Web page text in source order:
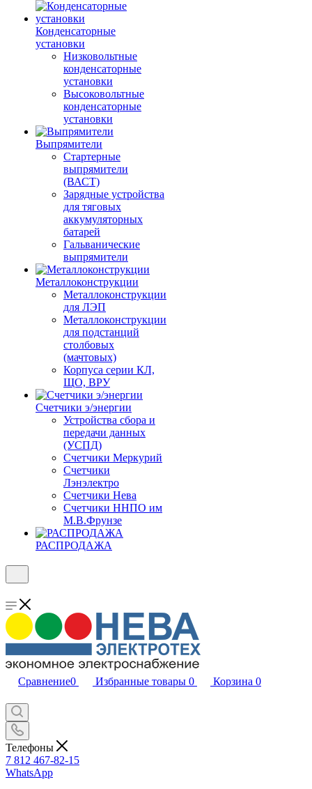
Конденсаторные
установки
Низковольтные
конденсаторные
установки
Высоковольтные
конденсаторные
установки
Выпрямители
Стартерные
выпрямители
(ВАСТ)
Зарядные устройства
для тяговых
аккумуляторных
батарей
Гальванические
выпрямители
Металлоконструкции
Металлоконструкции
для ЛЭП
Металлоконструкции
для подстанций
столбовых
(мачтовых)
Корпуса серии КЛ,
ЩО, ВРУ
Счетчики э/энергии
Устройства сбора и
передачи данных
(УСПД)
Счетчики Меркурий
Счетчики
Лэнэлектро
Счетчики Нева
Счетчики ННПО им
М.В.Фрунзе
РАСПРОДАЖА
Сравнение0 Избранные товары 0 Корзина 0
Телефоны
7 812 467-82-15
WhatsApp